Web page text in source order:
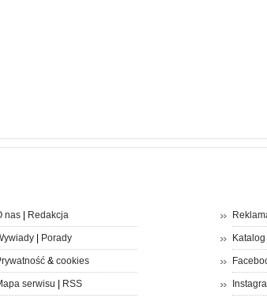
nas| Redakcja
| Porady
& cookies
serwisu RSS
Katalog